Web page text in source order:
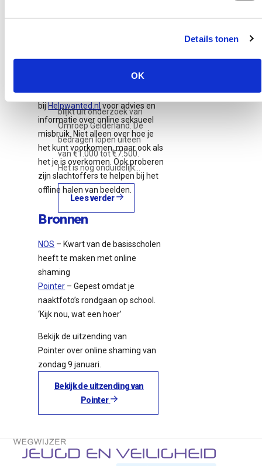
Details tonen
OK
Ook kunnen slachtoffers terecht
bij Helpwanted.nl voor advies en
informatie over online seksueel
misbruik. Niet alleen over hoe je
het kunt voorkomen, maar ook als
het je is overkomen. Ook proberen
zijn slachtoffers te helpen bij het
offline halen van beelden.
Bronnen
NOS – Kwart van de basisscholen
heeft te maken met online
shaming
Pointer – Gepest omdat je
naaktfoto’s rondgaan op school.
‘Kijk nou, wat een hoer’
Bekijk de uitzending van
Pointer over online shaming van
zondag 9 januari.
Bekijk de uitzending van
Pointer
dwangsom bij
blijkt uit onderzoek van
Omroep Gelderland. De
bedragen lopen uiteen
van €1.000 tot €7.500.
Het is nog onduidelijk…
Lees verder
Terug naar de startpagina